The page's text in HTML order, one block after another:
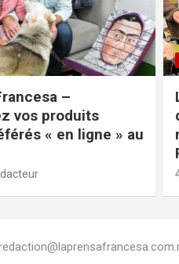
–
vos produits
« en ligne » au